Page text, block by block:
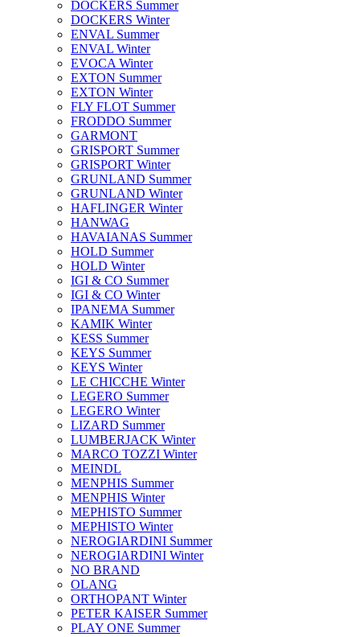
DOCKERS Summer
DOCKERS Winter
ENVAL Summer
ENVAL Winter
EVOCA Winter
EXTON Summer
EXTON Winter
FLY FLOT Summer
FRODDO Summer
GARMONT
GRISPORT Summer
GRISPORT Winter
GRUNLAND Summer
GRUNLAND Winter
HAFLINGER Winter
HANWAG
HAVAIANAS Summer
HOLD Summer
HOLD Winter
IGI & CO Summer
IGI & CO Winter
IPANEMA Summer
KAMIK Winter
KESS Summer
KEYS Summer
KEYS Winter
LE CHICCHE Winter
LEGERO Summer
LEGERO Winter
LIZARD Summer
LUMBERJACK Winter
MARCO TOZZI Winter
MEINDL
MENPHIS Summer
MENPHIS Winter
MEPHISTO Summer
MEPHISTO Winter
NEROGIARDINI Summer
NEROGIARDINI Winter
NO BRAND
OLANG
ORTHOPANT Winter
PETER KAISER Summer
PLAY ONE Summer